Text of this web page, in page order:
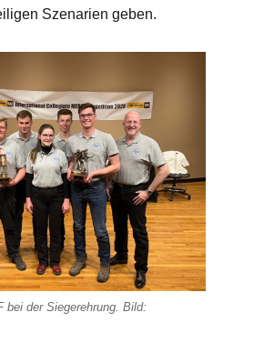
Szenarien geben.
bei der Siegerehrung. Bild: